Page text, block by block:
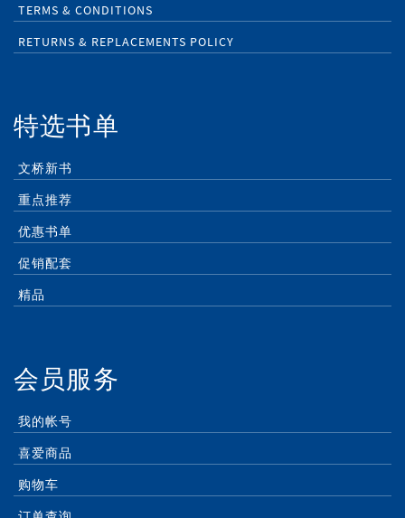
TERMS & CONDITIONS
RETURNS & REPLACEMENTS POLICY
特选书单
文桥新书
重点推荐
优惠书单
促销配套
精品
会员服务
我的帐号
喜爱商品
购物车